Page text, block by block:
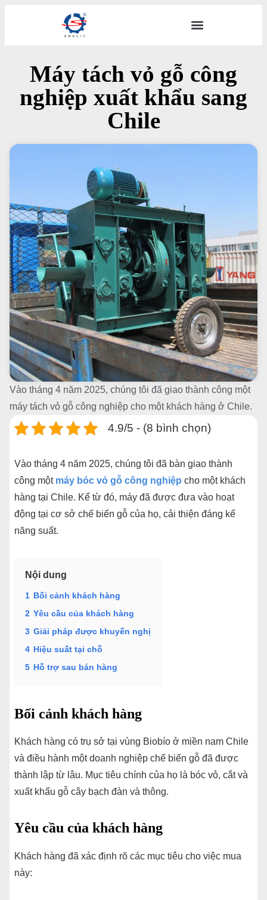
Máy tách vỏ gỗ công
nghiệp xuất khẩu sang
Chile
Vào tháng 4 năm 2025, chúng tôi đã giao thành công một
máy tách vỏ gỗ công nghiệp cho một khách hàng ở Chile.
4.9/5 - (8 bình chọn)
Vào tháng 4 năm 2025, chúng tôi đã bàn giao thành
công một máy bóc vỏ gỗ công nghiệp cho một khách
hàng tại Chile. Kể từ đó, máy đã được đưa vào hoạt
động tại cơ sở chế biến gỗ của họ, cải thiện đáng kể
năng suất.
Nội dung
1 Bối cảnh khách hàng
2 Yêu cầu của khách hàng
3 Giải pháp được khuyến nghị
4 Hiệu suất tại chỗ
5 Hỗ trợ sau bán hàng
Bối cảnh khách hàng
Khách hàng có trụ sở tại vùng Biobío ở miền nam Chile
và điều hành một doanh nghiệp chế biến gỗ đã được
thành lập từ lâu. Mục tiêu chính của họ là bóc vỏ, cắt và
xuất khẩu gỗ cây bạch đàn và thông.
Yêu cầu của khách hàng
Khách hàng đã xác định rõ các mục tiêu cho việc mua
này: